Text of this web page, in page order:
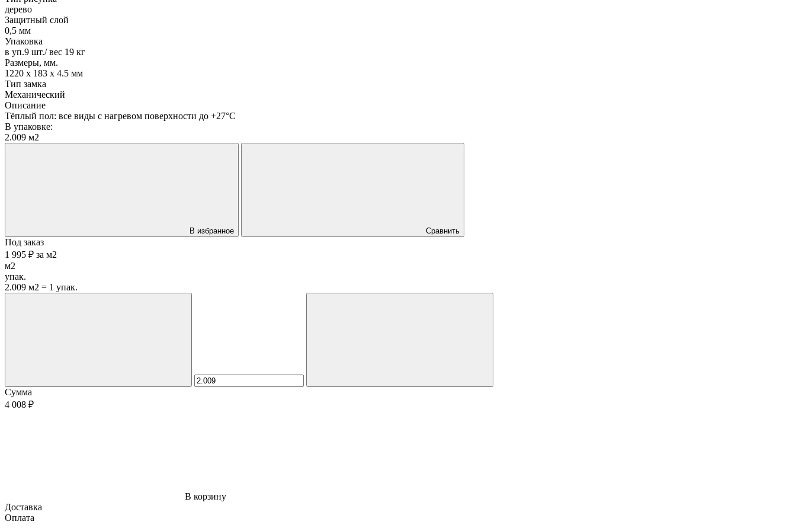
дерево
Защитный слой
0,5 мм
Упаковка
в уп.9 шт./ вес 19 кг
Размеры, мм.
1220 х 183 х 4.5 мм
Тип замка
Механический
Описание
Тёплый пол: все виды с нагревом поверхности до +27°С
В упаковке:
2.009 м2
В избранное Сравнить
Под заказ
1 995 ₽ за м2
м2
упак.
2.009 м2 = 1 упак.
Сумма
4 008 ₽
В корзину
Доставка
Оплата